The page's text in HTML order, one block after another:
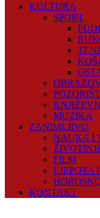
KULTURA
SPORT
MUZIKA
ZANIMLJIVO
NAUKA I
FILM
LJEPOTA
KONTAKT